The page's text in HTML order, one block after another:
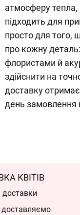
атмосферу тепла,
підходить для
просто для того,
про кожну
флористами й
здійснити на
доставку
день замовлення
КВІТІВ
доставки